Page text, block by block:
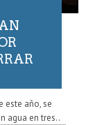
este año, se
agua en tres..